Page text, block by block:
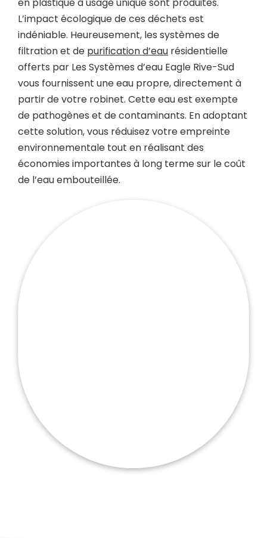
L’impact écologique de ces déchets est
indéniable. Heureusement, les systèmes de
filtration et de purification d’eau résidentielle
offerts par Les Systèmes d’eau Eagle Rive-Sud
vous fournissent une eau propre, directement à
partir de votre robinet. Cette eau est exempte
de pathogènes et de contaminants. En adoptant
cette solution, vous réduisez votre empreinte
environnementale tout en réalisant des
économies importantes à long terme sur le coût
de l’eau embouteillée.